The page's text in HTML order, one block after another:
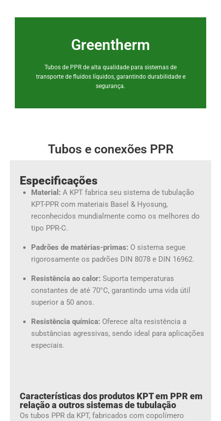
Greentherm
Tubos de PPR de alta qualidade para sistemas de
transporte de fluidos líquidos, garantindo durabilidade e
segurança.
Tubos e conexões PPR
Especificações
Material: A KPT fabrica seu sistema de tubulação
KPT-PPR com materiais Basel & Hyosung,
reconhecidos mundialmente como os melhores do
tipo PPR-C.
Padrões de matérias-primas: O sistema segue
rigorosamente os padrões DIN 8078 e DIN 16962.
Resistência ao calor: Suporta temperaturas
constantes de até 70°C, garantindo uma vida útil
superior a 50 anos.
Resistência química: Oferece alta resistência a
substâncias agressivas, sendo ideal para aplicações
especiais.
Características dos produtos KPT em PPR em
relação a outros sistemas de tubulação
Os tubos PPR da KPT, fabricados com copolímero